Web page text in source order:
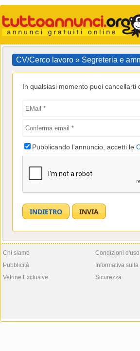
CV/Cerco lavoro » Segreteria e
In qualsiasi momento puoi
Pubblicando l'annuncio, accetti le
Chi siamo
Pubblicità
Vetrine Exclusive
Condizioni d'uso
Informativa
Sicurezza